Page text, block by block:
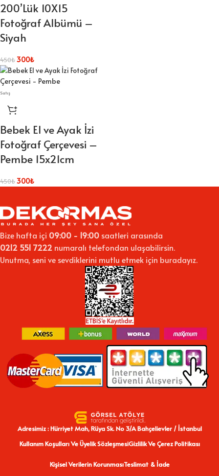
200’Lük 10X15
Fotoğraf Albümü –
Siyah
450₺300₺
Satış
Bebek El ve Ayak İzi
Fotoğraf Çerçevesi –
Pembe 15x21cm
450₺300₺
Bize hafta içi 09:00 - 19:00 saatleri arasında
0212 551 7222 numaralı telefondan ulaşabilirsin.
Unutma, seni ve sevdiklerini mutlu etmek için buradayız.
Adresimiz : Hürriyet Mah, Rüya Sk. No 3/A Bahçelievler / İstanbul
Kullanım Koşulları Ve Üyelik SözleşmesiGizlilik Ve Çerez Politikası
Kişisel Verilerin KorunmasıTeslimat & İade